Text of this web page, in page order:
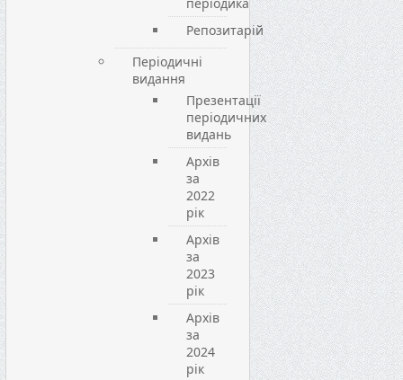
Репозитарій
Періодичні
видання
Презентації
періодичних
видань
Архів
за
2022
рік
Архів
за
2023
рік
Архів
за
2024
рік